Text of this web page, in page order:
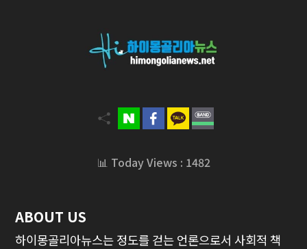
📊 Today Views : 1482
ABOUT US
하이몽골리아뉴스는 정도를 걷는 언론으로서 사회적 책